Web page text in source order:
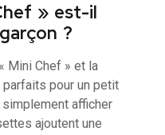
» est-il
?
Mini Chef » et la
pour un petit
afficher
ajoutent une